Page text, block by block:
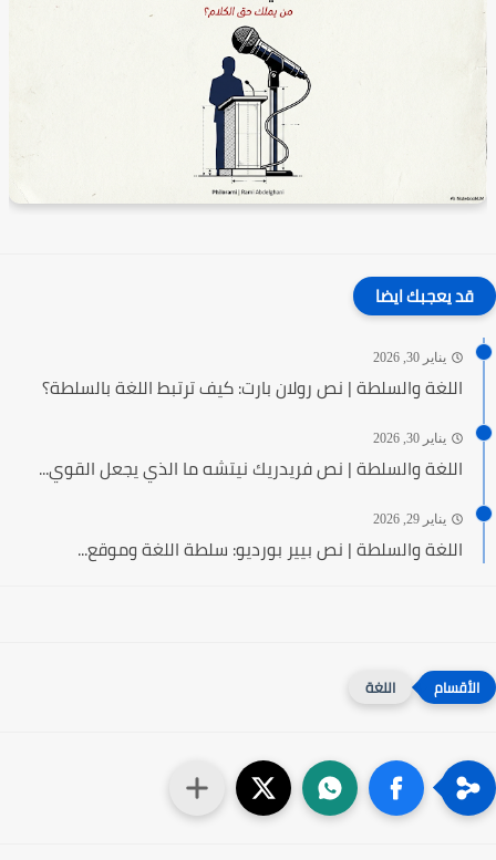
قد يعجبك ايضا
يناير 30, 2026
اللغة والسلطة | نص رولان بارت: كيف ترتبط اللغة بالسلطة؟
يناير 30, 2026
اللغة والسلطة | نص فريدريك نيتشه ما الذي يجعل القوي...
يناير 29, 2026
اللغة والسلطة | نص بيير بورديو: سلطة اللغة وموقع...
اللغة